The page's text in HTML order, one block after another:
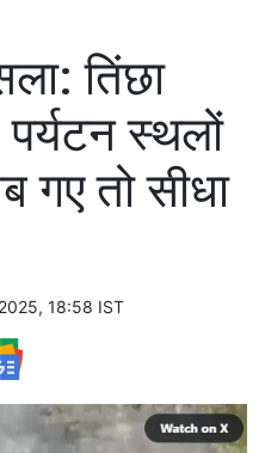
तिंछा
स्थलों
गए तो सीधा
18:58 IST